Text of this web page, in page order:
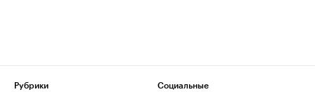
Рубрики
Социальные